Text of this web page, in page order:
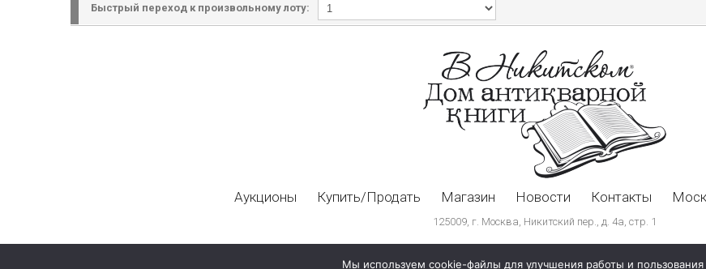
Быстрый переход к произвольному лоту:
Аукционы Купить/Продать Магазин Новости Контакты
125009, г. Москва, Никитский пер., д. 4а, стр. 1
Мы используем cookie-файлы для улучшения работы и пользования